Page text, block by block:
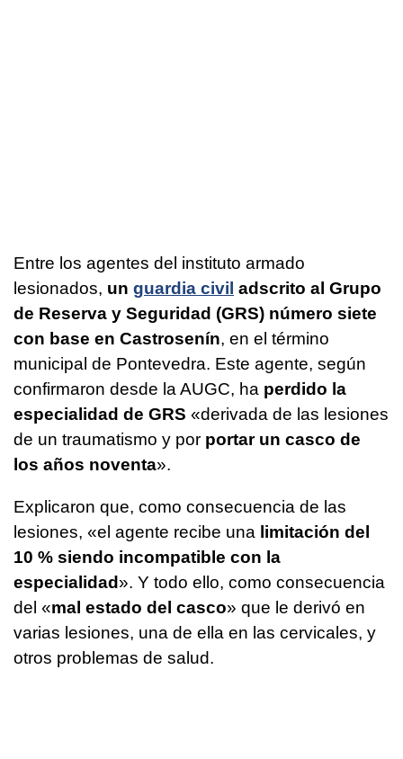
Entre los agentes del instituto armado
lesionados, un guardia civil adscrito al Grupo
de Reserva y Seguridad (GRS) número siete
con base en Castrosenín, en el término
municipal de Pontevedra. Este agente, según
confirmaron desde la AUGC, ha perdido la
especialidad de GRS «derivada de las lesiones
de un traumatismo y por portar un casco de
los años noventa».
Explicaron que, como consecuencia de las
lesiones, «el agente recibe una limitación del
10 % siendo incompatible con la
especialidad». Y todo ello, como consecuencia
del «mal estado del casco» que le derivó en
varias lesiones, una de ella en las cervicales, y
otros problemas de salud.